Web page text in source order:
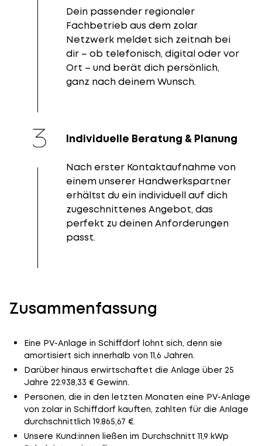
Dein passender regionaler
Fachbetrieb aus dem zolar
Netzwerk meldet sich zeitnah bei
dir – ob telefonisch, digital oder vor
Ort – und berät dich persönlich,
ganz nach deinem Wunsch.
Individuelle Beratung & Planung
Nach erster Kontaktaufnahme von
einem unserer Handwerkspartner
erhältst du ein individuell auf dich
zugeschnittenes Angebot, das
perfekt zu deinen Anforderungen
passt.
Zusammenfassung
Eine PV-Anlage in Schiffdorf lohnt sich, denn sie
amortisiert sich innerhalb von 11,6 Jahren.
Darüber hinaus erwirtschaftet die Anlage über 25
Jahre 22.938,33 € Gewinn.
Personen, die in den letzten Monaten eine PV-Anlage
von zolar in Schiffdorf kauften, zahlten für die Anlage
durchschnittlich 19.865,67 €.
Unsere Kund:innen ließen im Durchschnitt 11,9 kWp